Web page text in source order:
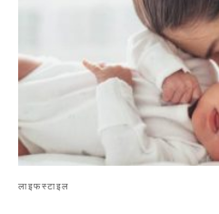
लाइफस्टाइल